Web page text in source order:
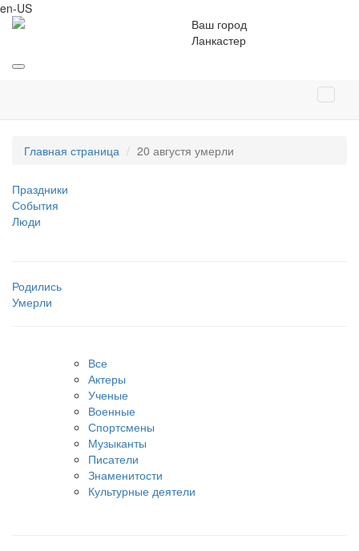
en-US
Ваш город
Ланкастер
Главная страница 20 августя умерли
Праздники
События
Люди
Родились
Умерли
Все
Актеры
Ученые
Военные
Спортсмены
Музыканты
Писатели
Знаменитости
Культурные деятели